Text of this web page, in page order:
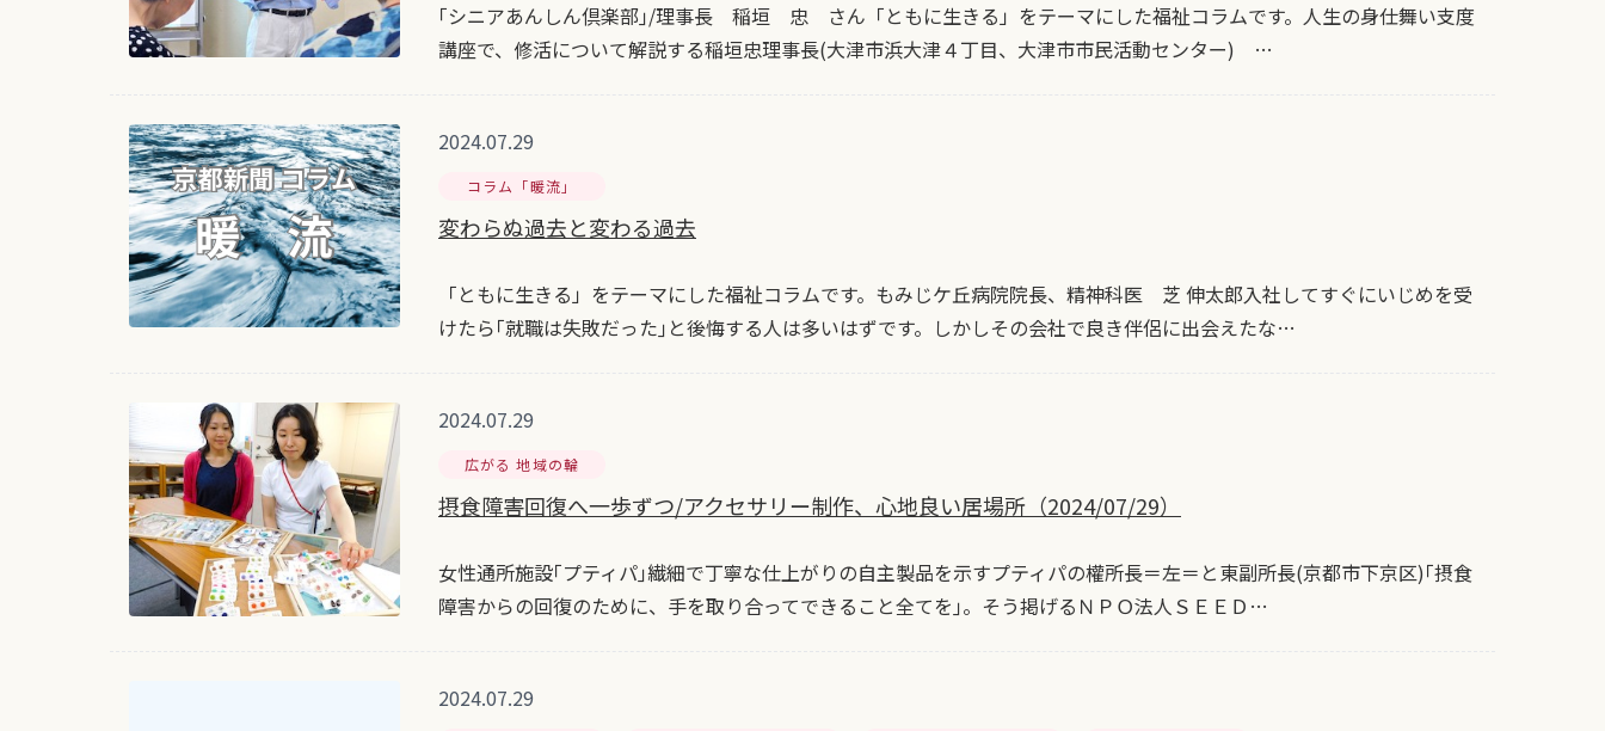
｢シニアあんしん倶楽部｣/理事長 稲垣 忠 さん「ともに生きる」をテーマにした福祉コラムです。人生の身仕舞い支度
講座で、修活について解説する稲垣忠理事長(大津市浜大津４丁目、大津市市民活動センター) …
2024.07.29
コラム「暖流」
変わらぬ過去と変わる過去
「ともに生きる」をテーマにした福祉コラムです。もみじケ丘病院院長、精神科医 芝 伸太郎入社してすぐにいじめを受
けたら｢就職は失敗だった｣と後悔する人は多いはずです。しかしその会社で良き伴侶に出会えたな…
2024.07.29
広がる 地域の輪
摂食障害回復へ一歩ずつ/アクセサリー制作、心地良い居場所（2024/07/29）
女性通所施設｢プティパ｣繊細で丁寧な仕上がりの自主製品を示すプティパの權所長＝左＝と東副所長(京都市下京区)｢摂食
障害からの回復のために、手を取り合ってできること全てを｣。そう掲げるＮＰＯ法人ＳＥＥＤ…
2024.07.29